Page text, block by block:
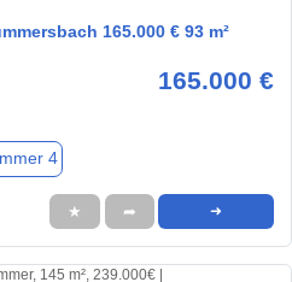
165.000 € 93 m²
165.000 €
4
★ ➦ ➜